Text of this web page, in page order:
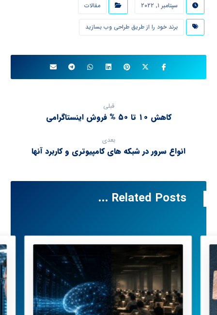
سپتامبر ۱, ۲۰۲۲ مقالات
برند خود را از طریق طراحی وب بسازید
قبلی
کاهش ۱۰ تا ۵۰ % فروش اینستاگرامی
بعدی
انواع سرور در شبکه های کامپیوتری و کاربرد آنها
Related Posts ...